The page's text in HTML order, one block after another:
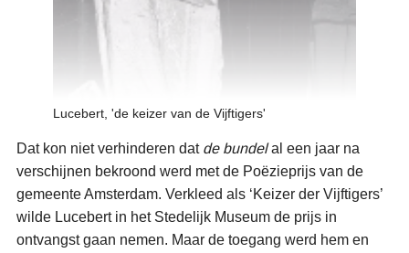
Lucebert, 'de keizer van de Vijftigers'
Dat kon niet verhinderen dat de bundelal een jaar na
verschijnen bekroond werd met de Poëzieprijs van de
gemeente Amsterdam. Verkleed als ‘Keizer der Vijftigers’
wilde Lucebert in het Stedelijk Museum de prijs in
ontvangst gaan nemen. Maar de toegang werd hem en